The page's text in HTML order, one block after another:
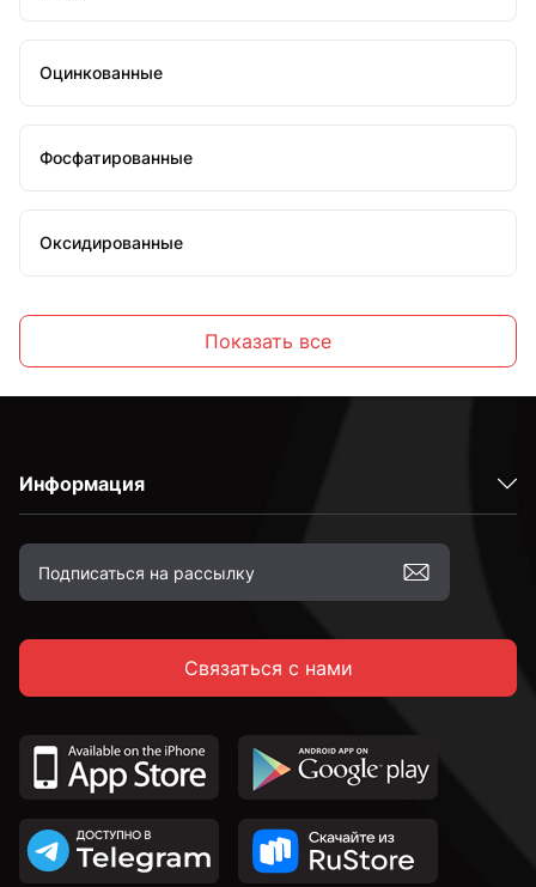
Оцинкованные
Фосфатированные
Оксидированные
С полукруглой головкой
С потайной головкой
С тарельчатой головкой
С крестовой головкой
По дереву
Показать все
Информация
Связаться с нами